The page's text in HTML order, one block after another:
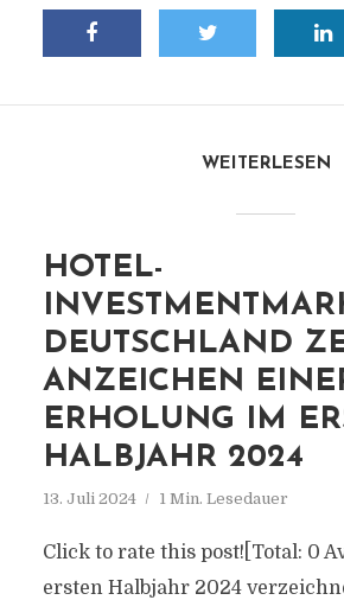
WEITERLESEN
HOTEL-
DEUTSCHLAND
ANZEICHEN
ERHOLUNG IM
HALBJAHR 2024
13. Juli 2024 1 Min. Lesedauer
Click to rate this post![Total: 0
ersten Halbjahr 2024